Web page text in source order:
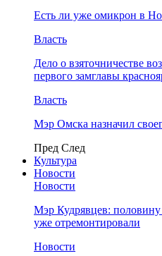
Есть ли уже омикрон в
Власть
Дело о взяточничестве
первого замглавы
Власть
Мэр Омска назначил
Пред След
Культура
Новости
Новости
Мэр Кудрявцев:
уже отремонтировали
Новости